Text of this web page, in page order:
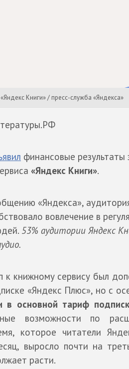
Книги» / пресс-служба «Яндекса»
финансовые
«Яндекс Книги».
«Яндекса»,
вовлечение в
53% аудитории Яндекс
к книжному сервису был
«Яндекс Плюс», но с
в основной тариф
возможности по
которое читатели
выросло почти на
расти.